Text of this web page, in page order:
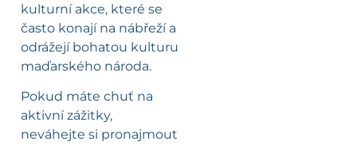
kulturní akce, které se
často konají na nábřeží a
odrážejí bohatou kulturu
maďarského národa.
Pokud máte chuť na
aktivní zážitky,
neváhejte si pronajmout